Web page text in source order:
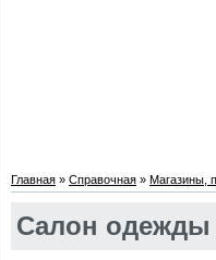
Главная » Справочная » Магазины,
Салон одежды